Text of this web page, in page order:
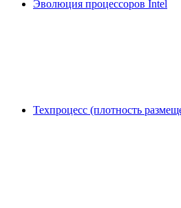
Эволюция процессоров Intel
Техпроцесс (плотность